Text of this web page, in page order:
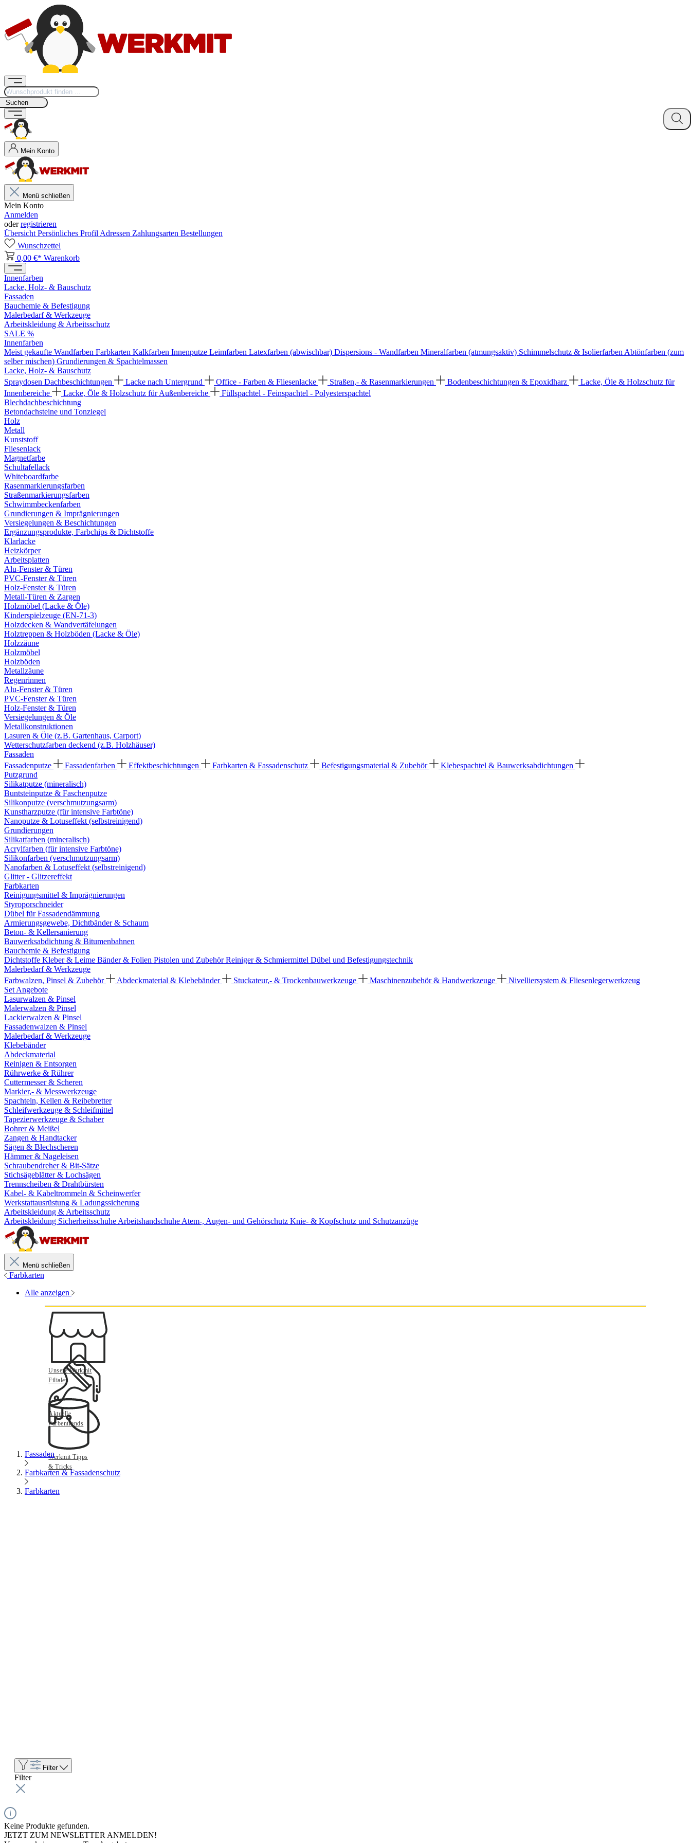
Suchen
Mein Konto
Menü schließen
Mein Konto
Anmelden
oderregistrieren
Übersicht Persönliches Profil Adressen Zahlungsarten Bestellungen
Wunschzettel
0,00 €* Warenkorb
Innenfarben
Lacke, Holz- & Bauschutz
Fassaden
Bauchemie & Befestigung
Malerbedarf & Werkzeuge
Arbeitskleidung & Arbeitsschutz
SALE %
Innenfarben
Meist gekaufte Wandfarben Farbkarten Kalkfarben Innenputze Leimfarben Latexfarben (abwischbar) Dispersions - Wandfarben Mineralfarben (atmungsaktiv) Schimmelschutz & Isolierfarben Abtönfarben (zum
selber mischen) Grundierungen & Spachtelmassen
Lacke, Holz- & Bauschutz
Spraydosen Dachbeschichtungen Lacke nach Untergrund Office - Farben & Fliesenlacke Straßen,- & Rasenmarkierungen Bodenbeschichtungen & Epoxidharz
Lacke, Öle & Holzschutz für
Innenbereiche
Lacke, Öle & Holzschutz für Außenbereiche
Füllspachtel - Feinspachtel - Polyesterspachtel
Blechdachbeschichtung
Betondachsteine und Tonziegel
Holz
Metall
Kunststoff
Fliesenlack
Magnetfarbe
Schultafellack
Whiteboardfarbe
Rasenmarkierungsfarben
Straßenmarkierungsfarben
Schwimmbeckenfarben
Grundierungen & Imprägnierungen
Versiegelungen & Beschichtungen
Ergänzungsprodukte, Farbchips & Dichtstoffe
Klarlacke
Heizkörper
Arbeitsplatten
Alu-Fenster & Türen
PVC-Fenster & Türen
Holz-Fenster & Türen
Metall-Türen & Zargen
Holzmöbel (Lacke & Öle)
Kinderspielzeuge (EN-71-3)
Holzdecken & Wandvertäfelungen
Holztreppen & Holzböden (Lacke & Öle)
Holzzäune
Holzmöbel
Holzböden
Metallzäune
Regenrinnen
Alu-Fenster & Türen
PVC-Fenster & Türen
Holz-Fenster & Türen
Versiegelungen & Öle
Metallkonstruktionen
Lasuren & Öle (z.B. Gartenhaus, Carport)
Wetterschutzfarben deckend (z.B. Holzhäuser)
Fassaden
Fassadenputze
Fassadenfarben Effektbeschichtungen Farbkarten & Fassadenschutz Befestigungsmaterial & Zubehör
Klebespachtel & Bauwerksabdichtungen
Putzgrund
Silikatputze (mineralisch)
Buntsteinputze & Faschenputze
Silikonputze (verschmutzungsarm)
Kunstharzputze (für intensive Farbtöne)
Nanoputze & Lotuseffekt (selbstreinigend)
Grundierungen
Silikatfarben (mineralisch)
Acrylfarben (für intensive Farbtöne)
Silikonfarben (verschmutzungsarm)
Nanofarben & Lotuseffekt (selbstreinigend)
Glitter - Glitzereffekt
Farbkarten
Reinigungsmittel & Imprägnierungen
Styroporschneider
Dübel für Fassadendämmung
Armierungsgewebe, Dichtbänder & Schaum
Beton- & Kellersanierung
Bauwerksabdichtung & Bitumenbahnen
Bauchemie & Befestigung
Dichtstoffe Kleber & Leime Bänder & Folien Pistolen und ZubehörReiniger & Schmiermittel Dübel und Befestigungstechnik
Malerbedarf & Werkzeuge
Farbwalzen, Pinsel & Zubehör
Abdeckmaterial & Klebebänder Stuckateur,- & Trockenbauwerkzeuge Maschinenzubehör & Handwerkzeuge
Nivelliersystem & Fliesenlegerwerkzeug
Set Angebote
Lasurwalzen & Pinsel
Malerwalzen & Pinsel
Lackierwalzen & Pinsel
Fassadenwalzen & Pinsel
Malerbedarf & Werkzeuge
Klebebänder
Abdeckmaterial
Reinigen & Entsorgen
Rührwerke & Rührer
Cuttermesser & Scheren
Markier,- & Messwerkzeuge
Spachteln, Kellen & Reibebretter
Schleifwerkzeuge & Schleifmittel
Tapezierwerkzeuge & Schaber
Bohrer & Meißel
Zangen & Handtacker
Sägen & Blechscheren
Hämmer & Nageleisen
Schraubendreher & Bit-Sätze
Stichsägeblätter & Lochsägen
Trennscheiben & Drahtbürsten
Kabel- & Kabeltrommeln & Scheinwerfer
Werkstattausrüstung & Ladungssicherung
Arbeitskleidung & Arbeitsschutz
Arbeitskleidung Sicherheitsschuhe Arbeitshandschuhe Atem-, Augen- und Gehörschutz Knie- & Kopfschutz und Schutzanzüge
Menü schließen
Farbkarten
Alle anzeigen
Unsere Werkmit
Filialen
Aktuelle
Farbentrends
Werkmit Tipps
& Tricks
Fassaden
Farbkarten & Fassadenschutz
Farbkarten
Filter
Filter
Keine Produkte gefunden.
JETZT ZUM NEWSLETTER ANMELDEN!